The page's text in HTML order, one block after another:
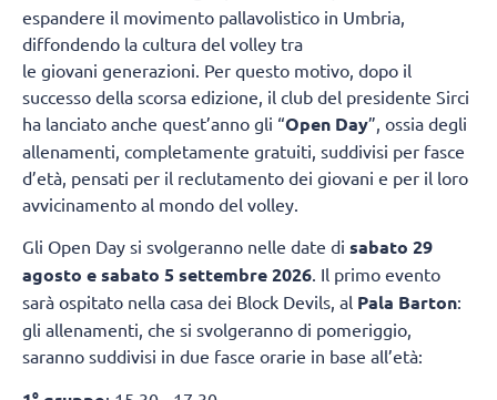
espandere il movimento pallavolistico in Umbria,
diffondendo la cultura del volley tra
le giovani generazioni. Per questo motivo, dopo il
successo della scorsa edizione, il club del presidente Sirci
ha lanciato anche quest’anno gli “Open Day”, ossia degli
allenamenti, completamente gratuiti, suddivisi per fasce
d’età, pensati per il reclutamento dei giovani e per il loro
avvicinamento al mondo del volley.
Gli Open Day si svolgeranno nelle date di sabato 29
agosto e sabato 5 settembre 2026. Il primo evento
sarà ospitato nella casa dei Block Devils, al Pala Barton:
gli allenamenti, che si svolgeranno di pomeriggio,
saranno suddivisi in due fasce orarie in base all’età: